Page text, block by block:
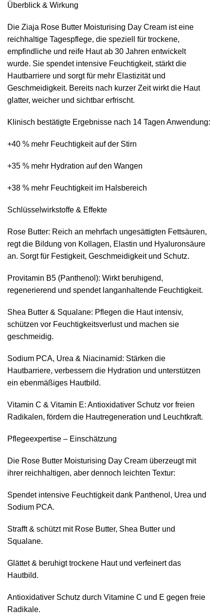
Überblick & Wirkung
Die Ziaja Rose Butter Moisturising Day Cream ist eine
reichhaltige Tagespflege, die speziell für trockene,
empfindliche und reife Haut ab 30 Jahren entwickelt
wurde. Sie spendet intensive Feuchtigkeit, stärkt die
Hautbarriere und sorgt für mehr Elastizität und
Geschmeidigkeit. Bereits nach kurzer Zeit wirkt die Haut
glatter, weicher und sichtbar erfrischt.
Klinisch bestätigte Ergebnisse nach 14 Tagen Anwendung:
+40 % mehr Feuchtigkeit auf der Stirn
+35 % mehr Hydration auf den Wangen
+38 % mehr Feuchtigkeit im Halsbereich
Schlüsselwirkstoffe & Effekte
Rose Butter: Reich an mehrfach ungesättigten Fettsäuren,
regt die Bildung von Kollagen, Elastin und Hyaluronsäure
an. Sorgt für Festigkeit, Geschmeidigkeit und Schutz.
Provitamin B5 (Panthenol): Wirkt beruhigend,
regenerierend und spendet langanhaltende Feuchtigkeit.
Shea Butter & Squalane: Pflegen die Haut intensiv,
schützen vor Feuchtigkeitsverlust und machen sie
geschmeidig.
Sodium PCA, Urea & Niacinamid: Stärken die
Hautbarriere, verbessern die Hydration und unterstützen
ein ebenmäßiges Hautbild.
Vitamin C & Vitamin E: Antioxidativer Schutz vor freien
Radikalen, fördern die Hautregeneration und Leuchtkraft.
Pflegeexpertise – Einschätzung
Die Rose Butter Moisturising Day Cream überzeugt mit
ihrer reichhaltigen, aber dennoch leichten Textur:
Spendet intensive Feuchtigkeit dank Panthenol, Urea und
Sodium PCA.
Strafft & schützt mit Rose Butter, Shea Butter und
Squalane.
Glättet & beruhigt trockene Haut und verfeinert das
Hautbild.
Antioxidativer Schutz durch Vitamine C und E gegen freie
Radikale.